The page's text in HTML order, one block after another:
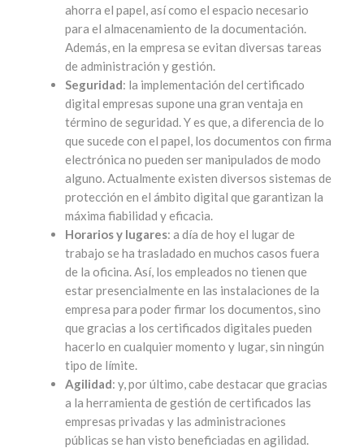
ahorra el papel, así como el espacio necesario
para el almacenamiento de la documentación.
Además, en la empresa se evitan diversas tareas
de administración y gestión.
Seguridad: la implementación del certificado
digital empresas supone una gran ventaja en
término de seguridad. Y es que, a diferencia de lo
que sucede con el papel, los documentos con firma
electrónica no pueden ser manipulados de modo
alguno. Actualmente existen diversos sistemas de
protección en el ámbito digital que garantizan la
máxima fiabilidad y eficacia.
Horarios y lugares: a día de hoy el lugar de
trabajo se ha trasladado en muchos casos fuera
de la oficina. Así, los empleados no tienen que
estar presencialmente en las instalaciones de la
empresa para poder firmar los documentos, sino
que gracias a los certificados digitales pueden
hacerlo en cualquier momento y lugar, sin ningún
tipo de límite.
Agilidad: y, por último, cabe destacar que gracias
a la herramienta de gestión de certificados las
empresas privadas y las administraciones
públicas se han visto beneficiadas en agilidad.